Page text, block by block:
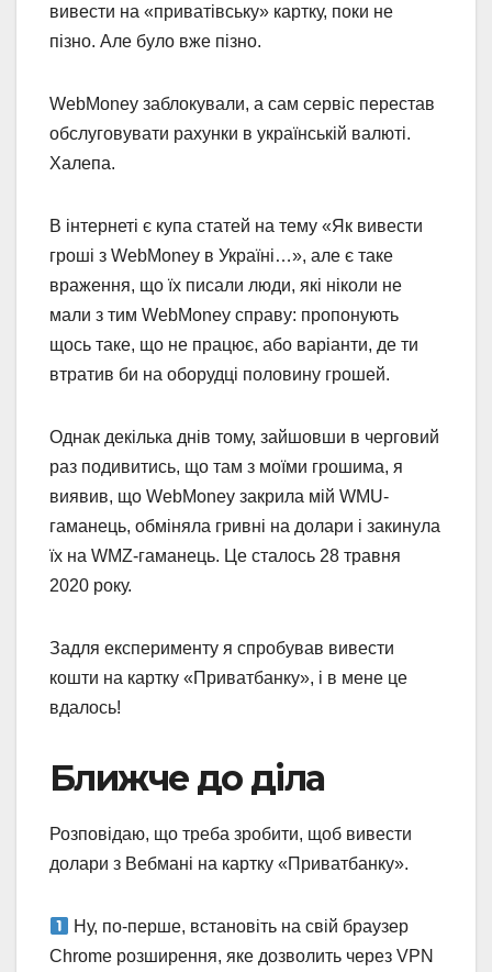
вивести на «приватівську» картку, поки не
пізно. Але було вже пізно.
WebMoney заблокували, а сам сервіс перестав
обслуговувати рахунки в українській валюті.
Халепа.
В інтернеті є купа статей на тему «Як вивести
гроші з WebMoney в Україні…», але є таке
враження, що їх писали люди, які ніколи не
мали з тим WebMoney справу: пропонують
щось таке, що не працює, або варіанти, де ти
втратив би на оборудці половину грошей.
Однак декілька днів тому, зайшовши в черговий
раз подивитись, що там з моїми грошима, я
виявив, що WebMoney закрила мій WMU-
гаманець, обміняла гривні на долари і закинула
їх на WMZ-гаманець. Це сталось 28 травня
2020 року.
Задля експерименту я спробував вивести
кошти на картку «Приватбанку», і в мене це
вдалось!
Ближче до діла
Розповідаю, що треба зробити, щоб вивести
долари з Вебмані на картку «Приватбанку».
Ну, по-перше, встановіть на свій браузер
Chrome розширення, яке дозволить через VPN